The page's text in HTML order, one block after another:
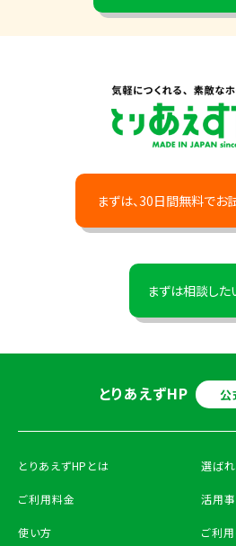
まずは、30日間無料でお
まずは相談した
とりあえずHP 公
とりあえずHPとは
ご利用料金
使い方
選ば
活用
ご利